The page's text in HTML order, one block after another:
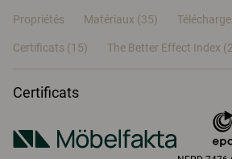
Propriétés Matériaux (35)
Certificats (15) The Better Effect Index
Certificats